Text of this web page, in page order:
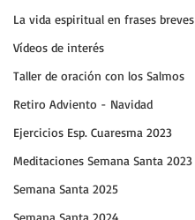
La vida espiritual en frases breves
Vídeos de interés
Taller de oración con los Salmos
Retiro Adviento - Navidad
Ejercicios Esp. Cuaresma 2023
Meditaciones Semana Santa 2023
Semana Santa 2025
Semana Santa 2024